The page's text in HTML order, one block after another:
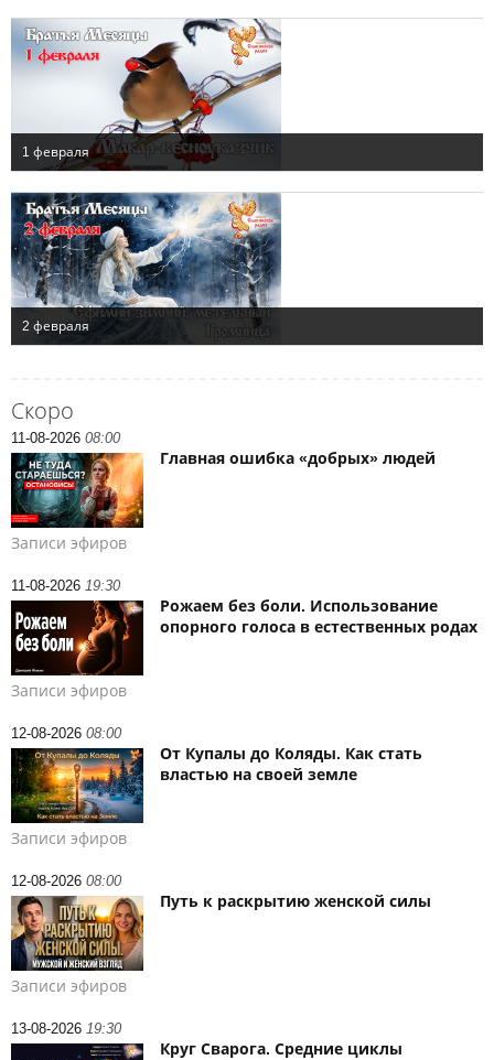
Скоро
11-08-2026 08:00
Главная ошибка «добрых» людей
Записи эфиров
11-08-2026 19:30
Рожаем без боли. Использование
опорного голоса в естественных родах
Записи эфиров
12-08-2026 08:00
От Купалы до Коляды. Как стать
властью на своей земле
Записи эфиров
12-08-2026 08:00
Путь к раскрытию женской силы
Записи эфиров
13-08-2026 19:30
Круг Сварога. Средние циклы